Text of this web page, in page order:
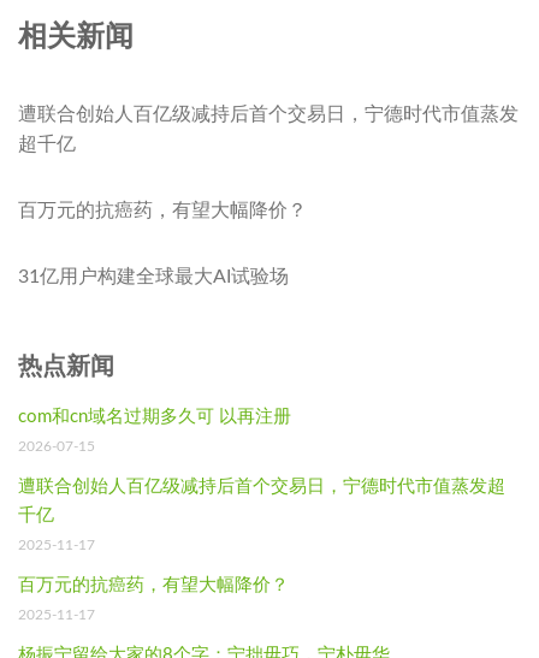
相关新闻
遭联合创始人百亿级减持后首个交易日，宁德时代市值蒸发
超千亿
百万元的抗癌药，有望大幅降价？
31亿用户构建全球最大AI试验场
热点新闻
com和cn域名过期多久可 以再注册
2026-07-15
遭联合创始人百亿级减持后首个交易日，宁德时代市值蒸发超
千亿
2025-11-17
百万元的抗癌药，有望大幅降价？
2025-11-17